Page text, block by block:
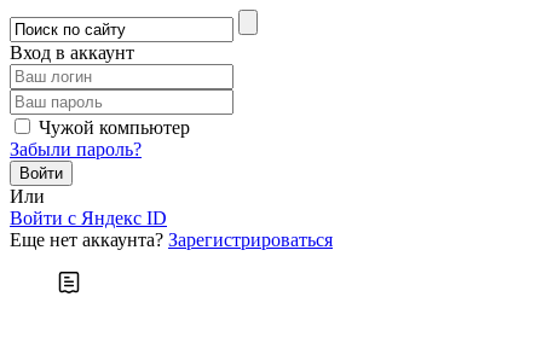
Вход в аккаунт
Чужой компьютер
Забыли пароль?
Или
Войти c Яндекс ID
Еще нет аккаунта? Зарегистрироваться